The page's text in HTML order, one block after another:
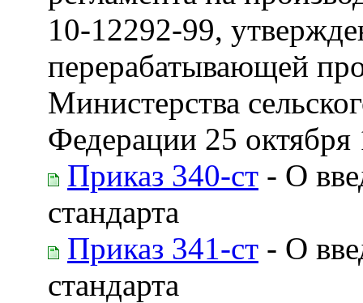
10-12292-99,
перерабатывающей
Министерства
Федерации 25 октября
Приказ 340-ст - О
стандарта
Приказ 341-ст - О
стандарта